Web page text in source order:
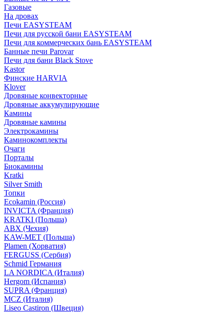
Газовые
На дровах
Печи EASYSTEAM
Печи для русской бани EASYSTEAM
Печи для коммерческих бань EASYSTEAM
Банные печи Parovar
Печи для бани Black Stove
Kastor
Финские HARVIA
Klover
Дровяные конвекторные
Дровяные аккумулирующие
Камины
Дровяные камины
Электрокамины
Каминокомплекты
Очаги
Порталы
Биокамины
Kratki
Silver Smith
Топки
Ecokamin (Россия)
INVICTA (Франция)
KRATKI (Польша)
ABX (Чехия)
KAW-MET (Польша)
Plamen (Хорватия)
FERGUSS (Сербия)
Schmid Германия
LA NORDICA (Италия)
Hergom (Испания)
SUPRA (Франция)
MCZ (Италия)
Liseo Castiron (Швеция)